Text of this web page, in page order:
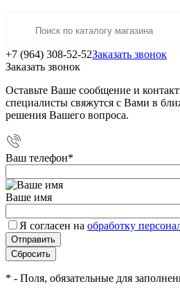
+7 (964) 308-52-52Заказать звонок
Заказать звонок
Оставьте Ваше сообщение и
специалисты свяжутся с Вами в
решения Вашего вопроса.
Ваш телефон*
Ваше имя
Я согласен на обработку
* - Поля, обязательные для